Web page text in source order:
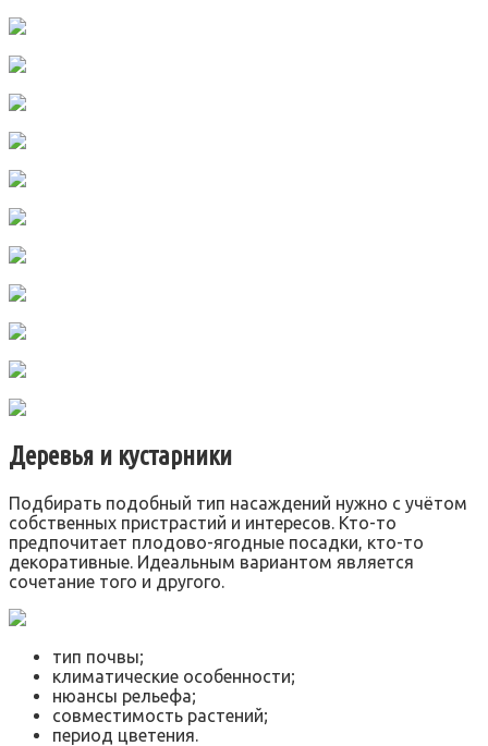
Деревья и кустарники
Подбирать подобный тип насаждений нужно с учётом
собственных пристрастий и интересов. Кто-то
предпочитает плодово-ягодные посадки, кто-то
декоративные. Идеальным вариантом является
сочетание того и другого.
тип почвы;
климатические особенности;
нюансы рельефа;
совместимость растений;
период цветения.